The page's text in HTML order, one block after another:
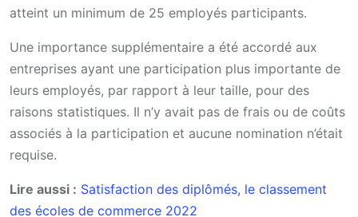
atteint un minimum de 25 employés participants.
Une importance supplémentaire a été accordé aux
entreprises ayant une participation plus importante de
leurs employés, par rapport à leur taille, pour des
raisons statistiques. Il n’y avait pas de frais ou de coûts
associés à la participation et aucune nomination n’était
requise.
Lire aussi : Satisfaction des diplômés, le classement
des écoles de commerce 2022